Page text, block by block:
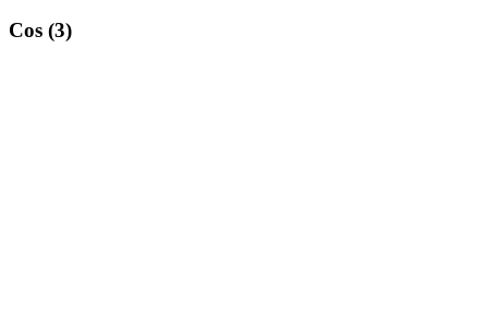
Cos (3)